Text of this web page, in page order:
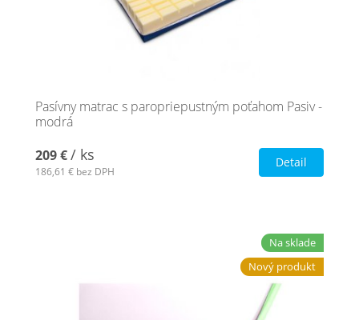
Pasívny matrac s paropriepustným poťahom Pasiv -
modrá
209 €/ ks
186,61 € bez DPH
Detail
Na sklade
Nový produkt